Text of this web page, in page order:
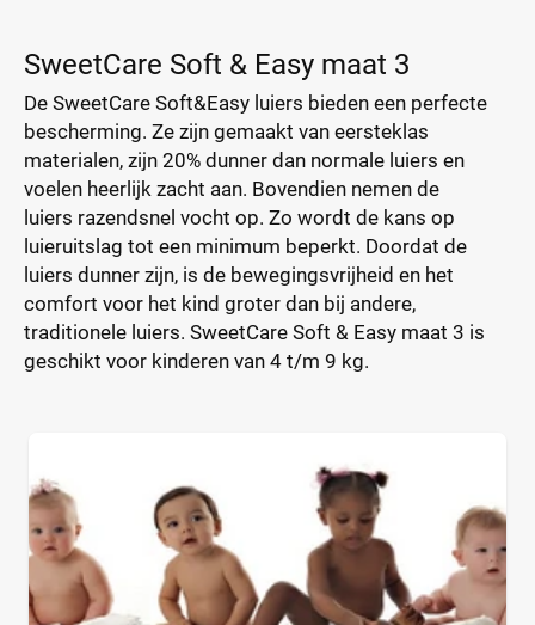
SweetCare Soft & Easy maat 3
De SweetCare Soft&Easy luiers bieden een perfecte
bescherming. Ze zijn gemaakt van eersteklas
materialen, zijn 20% dunner dan normale luiers en
voelen heerlijk zacht aan. Bovendien nemen de
luiers razendsnel vocht op. Zo wordt de kans op
luieruitslag tot een minimum beperkt. Doordat de
luiers dunner zijn, is de bewegingsvrijheid en het
comfort voor het kind groter dan bij andere,
traditionele luiers. SweetCare Soft & Easy maat 3 is
geschikt voor kinderen van 4 t/m 9 kg.